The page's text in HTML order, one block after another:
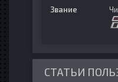
Звание
СТАТЬИ